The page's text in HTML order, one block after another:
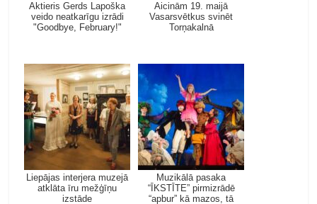
Aktieris Gerds Lapoška
veido neatkarīgu izrādi
"Goodbye, February!"
Aicinām 19. maijā
Vasarsvētkus svinēt
Torņakalnā
Liepājas interjera muzejā
atklāta īru mežģīņu
izstāde
Muzikālā pasaka
“ĪKSTĪTE” pirmizrādē
“apbur” kā mazos, tā